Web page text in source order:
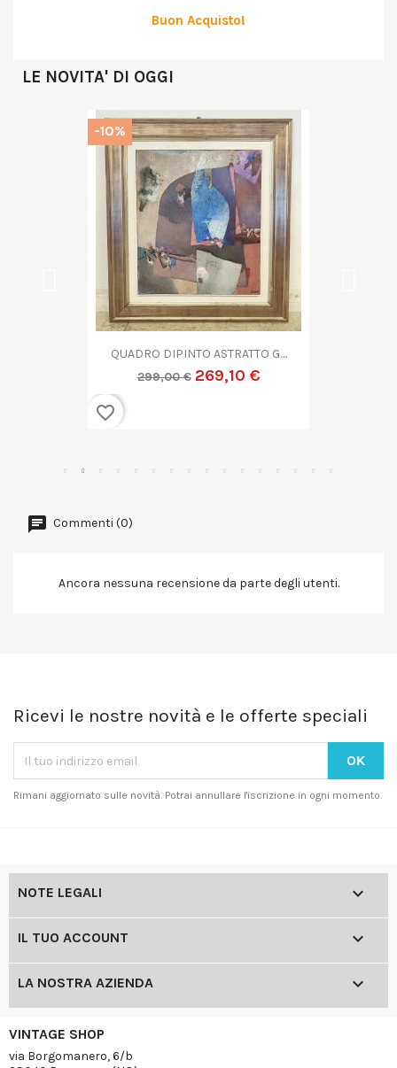
Buon Acquisto!
LE NOVITA' DI OGGI
QUADRO DIPINTO ASTRATTO G....
299,00 € 269,10 €
-10%
favorite_border
Commenti (0)
Ancora nessuna recensione da parte degli utenti.
Ricevi le nostre novità e le offerte speciali
Rimani aggiornato sulle novità. Potrai annullare l'iscrizione in ogni momento.
NOTE LEGALI 
IL TUO ACCOUNT 
LA NOSTRA AZIENDA 
VINTAGE SHOP
via Borgomanero, 6/b